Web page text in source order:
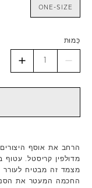
ONE-SIZE
כַּמוּת
הרחב את אוסף
מדולפין קריסטל. עטוף
מצמד זה מבטיח לעורר
החכמה המעטר את